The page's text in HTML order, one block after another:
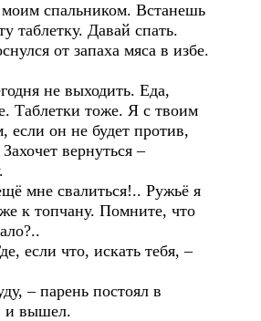
спальником. Встанешь
таблетку. Давай спать.
от запаха мяса в избе.
не выходить. Еда,
Таблетки тоже. Я с твоим
если он не будет против,
вернуться –
мне свалиться!.. Ружьё я
к топчану. Помните, что
если что, искать тебя, –
– парень постоял в
и вышел.